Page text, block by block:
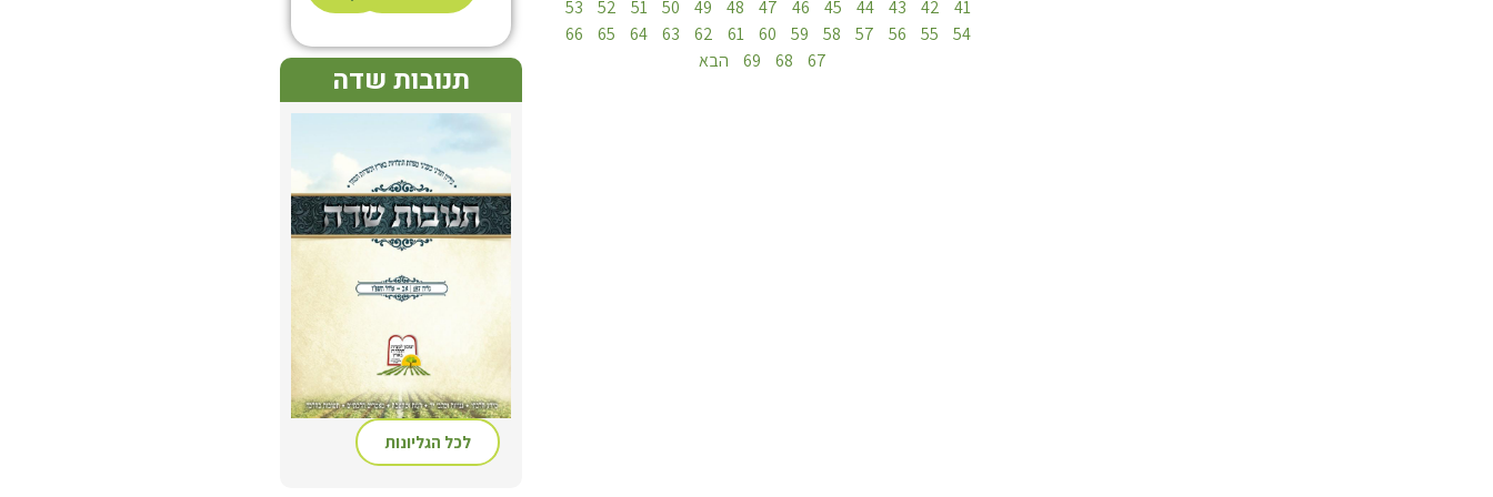
לקחו תוצרת זו, ונגרם הפסדים, לכן אנו ממעטים בירקות.
אולם בפירות משתמשים רק באוצב"ד.
יותר, ולהשביח יותר. אולם הגידול הטבעי, הוא המותר והוא
לא רק לריח, אלא גם לטעם כגון רוזמרין ששמים
בתבשילים, ודאי שיש לנהוג בקדושת שביעית, לכל העלים
41
42
43
44
45
46
47
48
49
50
51
52
53
54
55
56
57
58
59
60
61
62
63
64
65
66
67
68
69 הבא
תנובות שדה
לכל הגליונות